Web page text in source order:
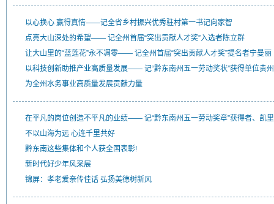
以心换心 赢得真情——记全省乡村振兴优秀驻村第一书记向家智
点亮大山深处的希望—— 记全州首届“突出贡献人才奖”入选者陈立群
让大山里的“蓝莲花”永不凋零—— 记全州首届“突出贡献人才奖”提名者宁曼丽
以科技创新助推产业高质量发展—— 记“黔东南州五一劳动奖状”获得单位贵
为全州水务事业高质量发展贡献力量
在平凡的岗位创造不平凡的业绩—— 记“黔东南州五一劳动奖章”获得者、凯
不以山海为远 心连千里共好
黔东南这些集体和个人获全国表彰!
新时代好少年风采展
锦屏：孝老爱亲传佳话 弘扬美德树新风